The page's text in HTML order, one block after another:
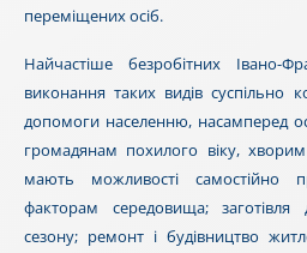
переміщених осіб.
Найчастіше безробітних Івано-
виконання таких видів суспільно
допомоги населенню, насамперед
громадянам похилого віку,
мають можливості самостійно
факторам середовища;
сезону; ремонт і будівництво